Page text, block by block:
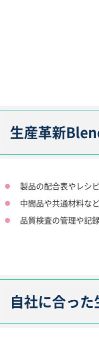
生産革新
製品の配合表やレシ
中間品や共通材料な
品質検査の管理や記
自社に合っ